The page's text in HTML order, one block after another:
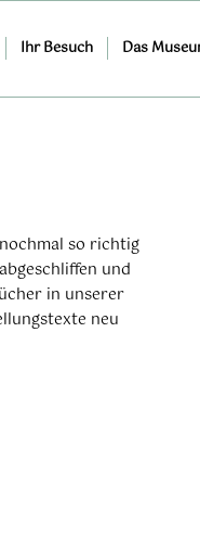
Ihr Besuch Das
so richtig
und
in unserer
neu